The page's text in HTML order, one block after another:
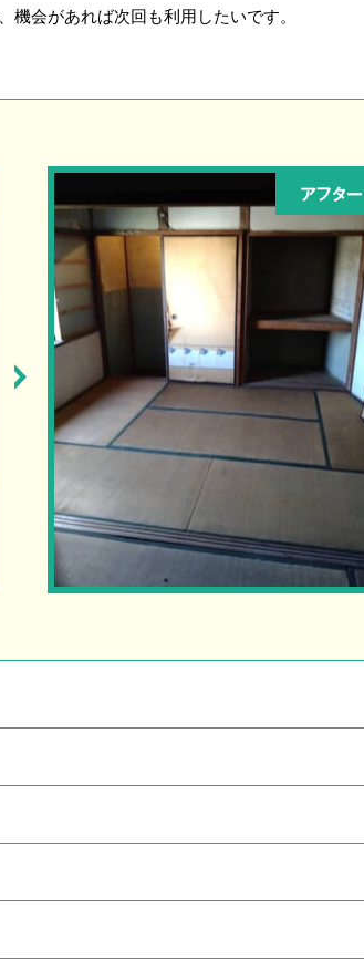
会があれば次回も利用したいです。
アフター